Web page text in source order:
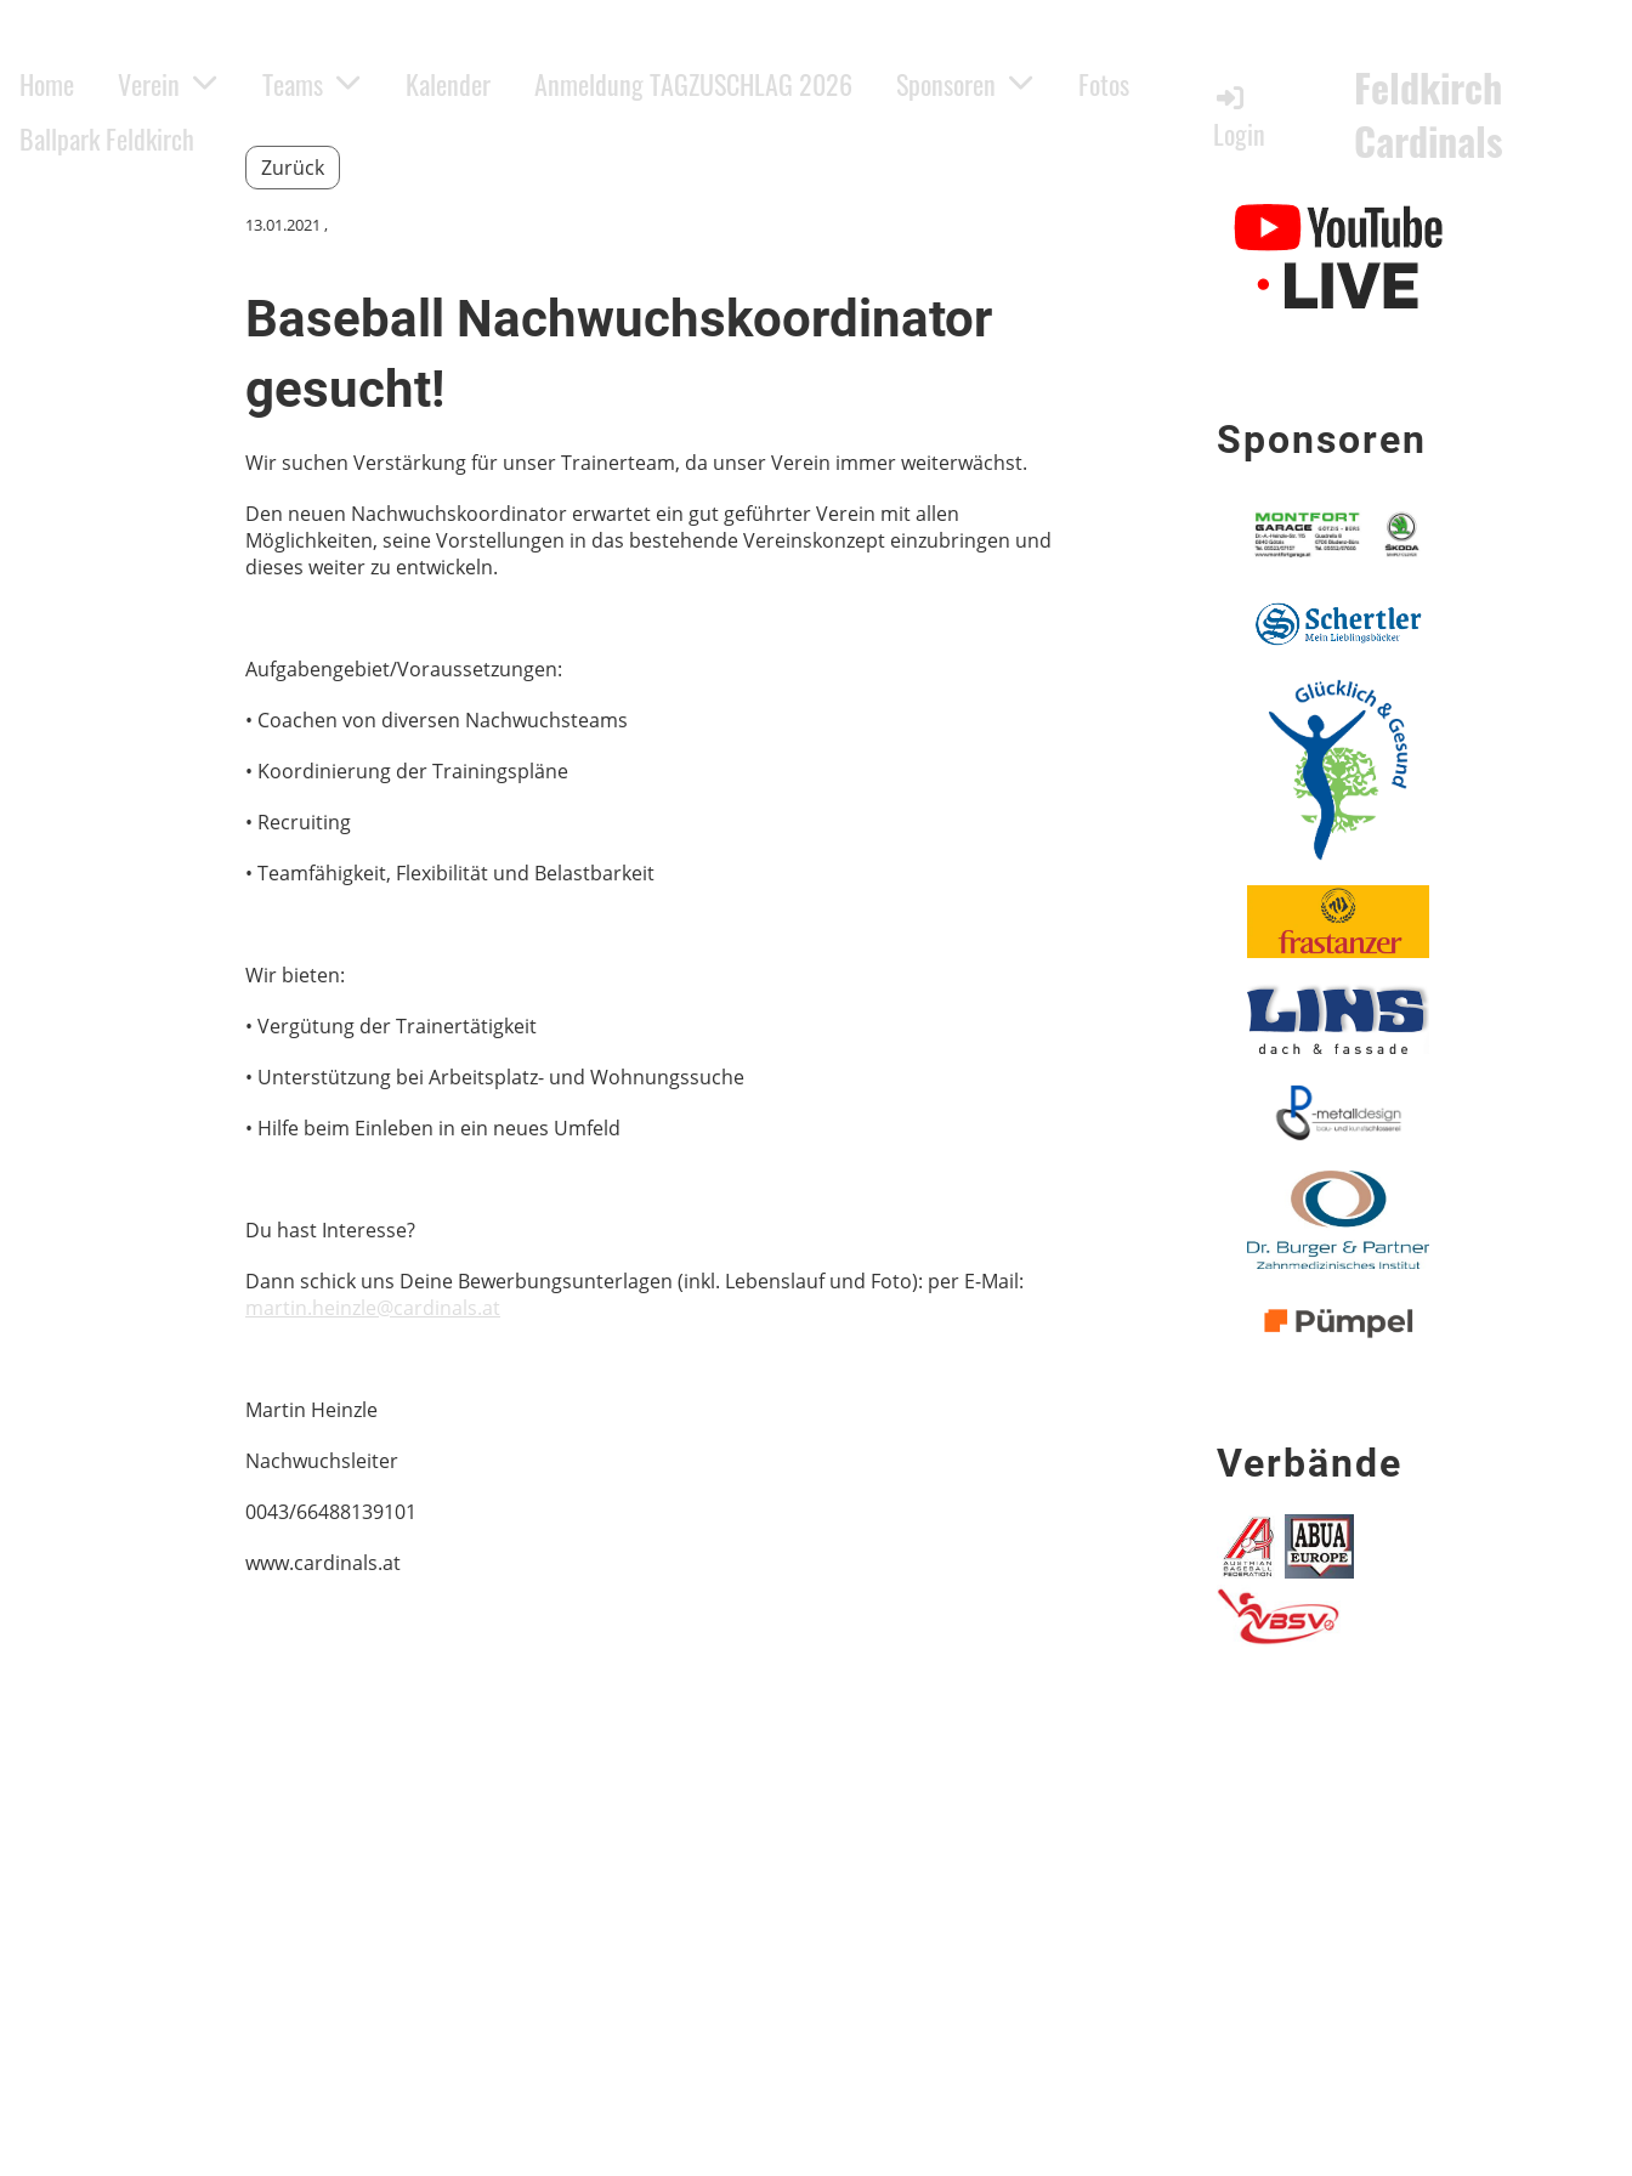
Home Verein Teams Kalender Anmeldung TAGZUSCHLAG 2026 Sponsoren
Fotos
Ballpark Feldkirch
Login
Feldkirch
Cardinals
Zurück
13.01.2021 ,
Baseball Nachwuchskoordinator
gesucht!
Wir suchen Verstärkung für unser Trainerteam, da unser Verein immer weiterwächst.
Den neuen Nachwuchskoordinator erwartet ein gut geführter Verein mit allen
Möglichkeiten, seine Vorstellungen in das bestehende Vereinskonzept einzubringen und
dieses weiter zu entwickeln.
Aufgabengebiet/Voraussetzungen:
• Coachen von diversen Nachwuchsteams
• Koordinierung der Trainingspläne
• Recruiting
• Teamfähigkeit, Flexibilität und Belastbarkeit
Wir bieten:
• Vergütung der Trainertätigkeit
• Unterstützung bei Arbeitsplatz- und Wohnungssuche
• Hilfe beim Einleben in ein neues Umfeld
Du hast Interesse?
Dann schick uns Deine Bewerbungsunterlagen (inkl. Lebenslauf und Foto): per E-Mail:
martin.heinzle@cardinals.at
Martin Heinzle
Nachwuchsleiter
0043/66488139101
www.cardinals.at
Sponsoren
Verbände